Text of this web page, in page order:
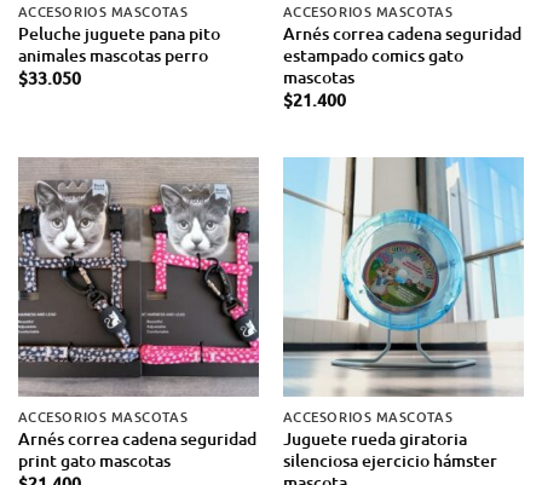
ACCESORIOS MASCOTAS
Peluche juguete pana pito
animales mascotas perro
$33.050
ACCESORIOS MASCOTAS
Arnés correa cadena seguridad
estampado comics gato
mascotas
$21.400
ACCESORIOS MASCOTAS
Arnés correa cadena seguridad
print gato mascotas
ACCESORIOS MASCOTAS
Juguete rueda giratoria
silenciosa ejercicio hámster